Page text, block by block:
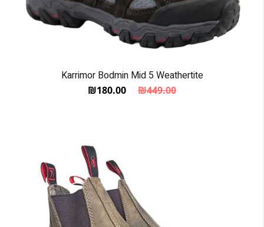
Karrimor Bodmin Mid 5 Weathertite
₪449.00 המחיר המקורי היה: ₪449.00.
₪180.00
המחיר הנוכחי הוא: ₪180.00.